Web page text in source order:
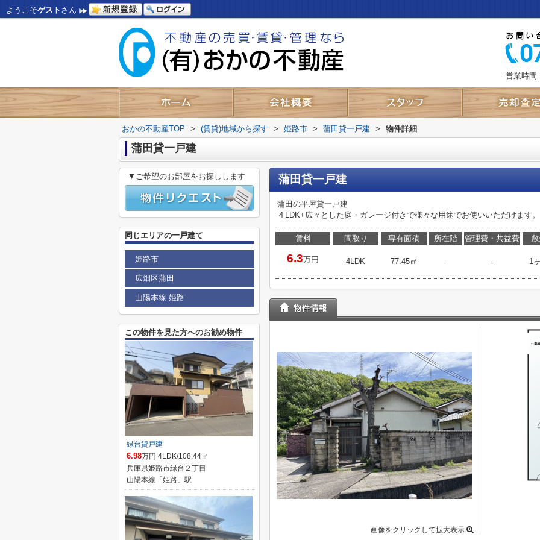
ようこそゲストさん
営業時間
おかの不動産TOP > (賃貸)地域から探す > 姫路市 > 蒲田貸一戸建 > 物件詳細
蒲田貸一戸建
蒲田貸一戸建
蒲田の平屋貸一戸建
４LDK+広々とした庭・ガレージ付きで様々な用途でお使いいただけます。
賃料
6.3万円
間取り
4LDK
専有面積
77.45㎡
所在階
-
管理費・共益費
- 1
画像をクリックして拡大表示
▼ご希望のお部屋をお探しします
同じエリアの一戸建て
姫路市
広畑区蒲田
山陽本線 姫路
この物件を見た方へのお勧め物件
緑台貸戸建
6.98万円 4LDK/108.44㎡
兵庫県姫路市緑台２丁目
山陽本線「姫路」駅